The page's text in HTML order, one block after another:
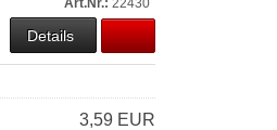
Art.Nr.: 22430
Details
3,59 EUR